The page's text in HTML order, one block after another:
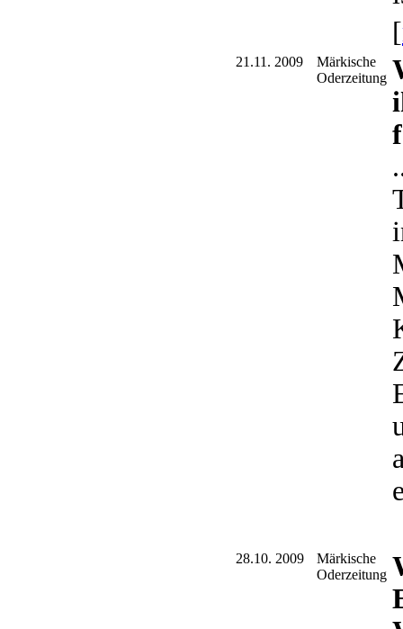
[
21.11. 2009
Märkische
Oderzeitung
28.10. 2009
Märkische
Oderzeitung